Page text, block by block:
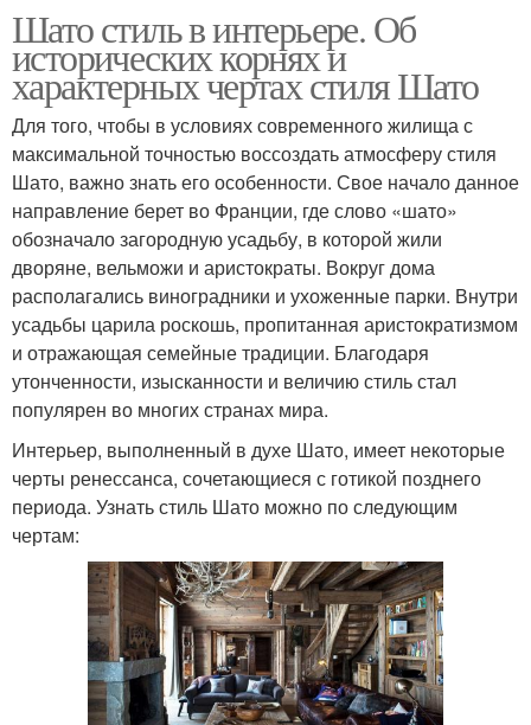
Шато стиль в интерьере. Об
исторических корнях и
характерных чертах стиля Шато
Для того, чтобы в условиях современного жилища с
максимальной точностью воссоздать атмосферу стиля
Шато, важно знать его особенности. Свое начало данное
направление берет во Франции, где слово «шато»
обозначало загородную усадьбу, в которой жили
дворяне, вельможи и аристократы. Вокруг дома
располагались виноградники и ухоженные парки. Внутри
усадьбы царила роскошь, пропитанная аристократизмом
и отражающая семейные традиции. Благодаря
утонченности, изысканности и величию стиль стал
популярен во многих странах мира.
Интерьер, выполненный в духе Шато, имеет некоторые
черты ренессанса, сочетающиеся с готикой позднего
периода. Узнать стиль Шато можно по следующим
чертам: